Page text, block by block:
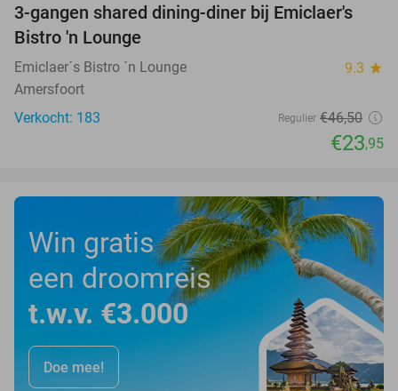
48%
3-gangen shared dining-diner bij Emiclaer's
Bistro 'n Lounge
Emiclaer´s Bistro ´n Lounge 9.3 star
Amersfoort
Verkocht: 183
Regulier €46,50
€23,95
Win gratis
een droomreis
t.w.v. €3.000
Doe mee!